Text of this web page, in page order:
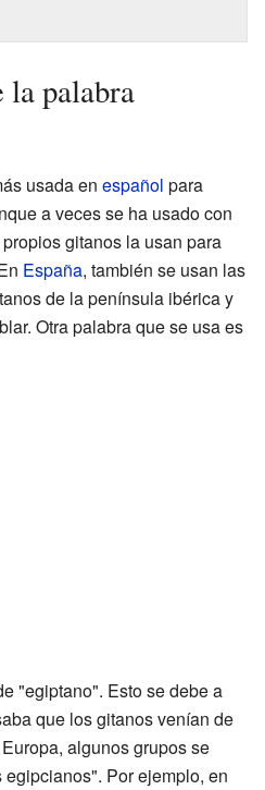
la palabra
usada en español para
a veces se ha usado con
gitanos la usan para
España, también se usan las
de la península ibérica y
Otra palabra que se usa es
"egiptano". Esto se debe a
que los gitanos venían de
algunos grupos se
Por ejemplo, en